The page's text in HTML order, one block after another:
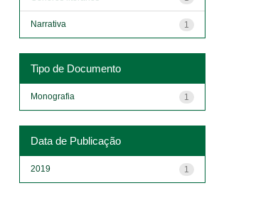
1
Narrativa
Tipo de Documento
1
Monografia
Data de Publicação
1
2019